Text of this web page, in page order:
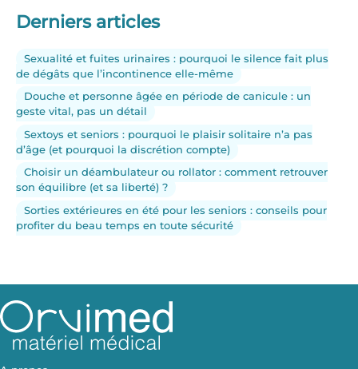
Derniers articles
Sexualité et fuites urinaires : pourquoi le silence fait plus
de dégâts que l’incontinence elle-même
Douche et personne âgée en période de canicule : un
geste vital, pas un détail
Sextoys et seniors : pourquoi le plaisir solitaire n’a pas
d’âge (et pourquoi la discrétion compte)
Choisir un déambulateur ou rollator : comment retrouver
son équilibre (et sa liberté) ?
Sorties extérieures en été pour les seniors : conseils pour
profiter du beau temps en toute sécurité